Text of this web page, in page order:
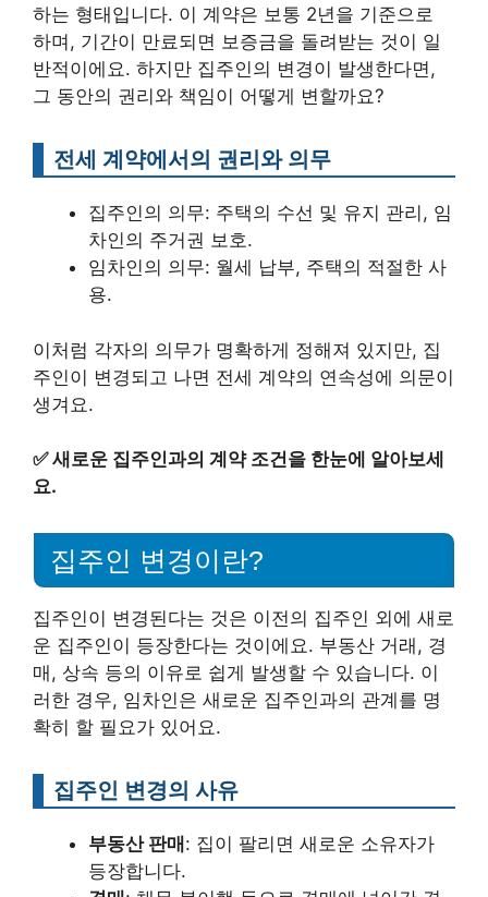
하는 형태입니다. 이 계약은 보통 2년을 기준으로
하며, 기간이 만료되면 보증금을 돌려받는 것이 일
반적이에요. 하지만 집주인의 변경이 발생한다면,
그 동안의 권리와 책임이 어떻게 변할까요?
전세 계약에서의 권리와 의무
집주인의 의무: 주택의 수선 및 유지 관리, 임
차인의 주거권 보호.
임차인의 의무: 월세 납부, 주택의 적절한 사
용.
이처럼 각자의 의무가 명확하게 정해져 있지만, 집
주인이 변경되고 나면 전세 계약의 연속성에 의문이
생겨요.
✅새로운 집주인과의 계약 조건을 한눈에 알아보세
요.
집주인 변경이란?
집주인이 변경된다는 것은 이전의 집주인 외에 새로
운 집주인이 등장한다는 것이에요. 부동산 거래, 경
매, 상속 등의 이유로 쉽게 발생할 수 있습니다. 이
러한 경우, 임차인은 새로운 집주인과의 관계를 명
확히 할 필요가 있어요.
집주인 변경의 사유
부동산 판매 : 집이 팔리면 새로운 소유자가
등장합니다.